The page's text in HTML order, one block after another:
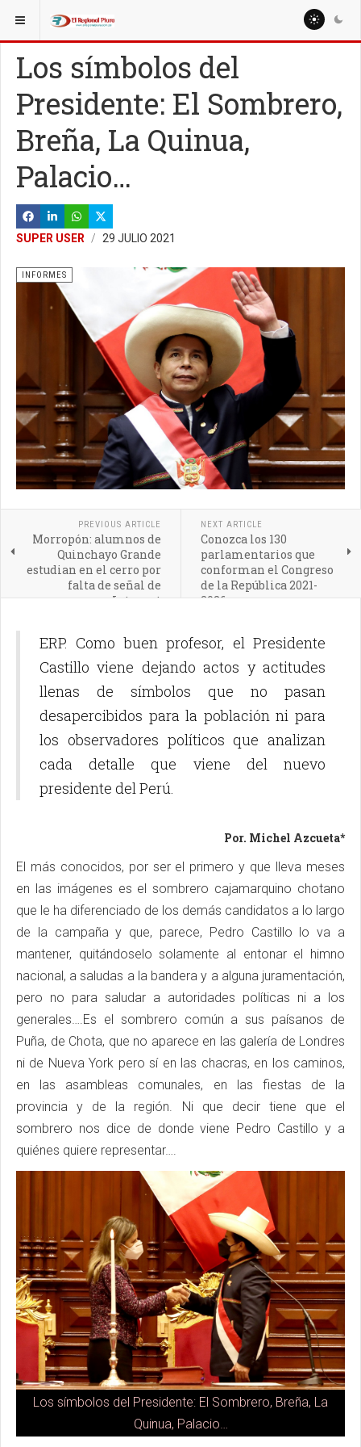
ESTÁ AQUÍ:
Los símbolos del
Presidente: El Sombrero,
Breña, La Quinua,
Palacio…
SUPER USER 29 JULIO 2021
INFORMES
PREVIOUS ARTICLE
Morropón: alumnos de
Quinchayo Grande
estudian en el cerro por
falta de señal de
Internet
NEXT ARTICLE
Conozca los 130
parlamentarios que
conforman el Congreso
de la República 2021-
2026
ERP. Como buen profesor, el Presidente
Castillo viene dejando actos y actitudes
llenas de símbolos que no pasan
desapercibidos para la población ni para
los observadores políticos que analizan
cada detalle que viene del nuevo
presidente del Perú.
Por. Michel Azcueta*
El más conocidos, por ser el primero y que lleva meses
en las imágenes es el sombrero cajamarquino chotano
que le ha diferenciado de los demás candidatos a lo largo
de la campaña y que, parece, Pedro Castillo lo va a
mantener, quitándoselo solamente al entonar el himno
nacional, a saludas a la bandera y a alguna juramentación,
pero no para saludar a autoridades políticas ni a los
generales….Es el sombrero común a sus paísanos de
Puña, de Chota, que no aparece en las galería de Londres
ni de Nueva York pero sí en las chacras, en los caminos,
en las asambleas comunales, en las fiestas de la
provincia y de la región. Ni que decir tiene que el
sombrero nos dice de donde viene Pedro Castillo y a
quiénes quiere representar….
Los símbolos del Presidente: El Sombrero, Breña, La
Quinua, Palacio…